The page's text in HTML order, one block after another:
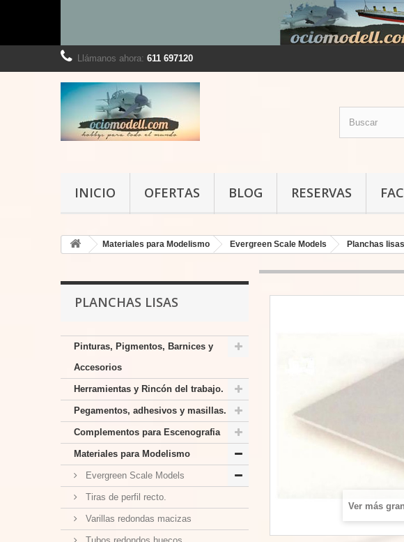
Llámanos ahora: 611 697120
INICIO OFERTAS BLOG RESERVAS
Materiales para Modelismo Evergreen Scale Models Planchas lisas
PLANCHAS LISAS
Pinturas, Pigmentos, Barnices y
Accesorios
Herramientas y Rincón del trabajo.
Pegamentos, adhesivos y masillas.
Complementos para Escenografia
Materiales para Modelismo
Evergreen Scale Models
Tiras de perfil recto.
Varillas redondas macizas
Ver más